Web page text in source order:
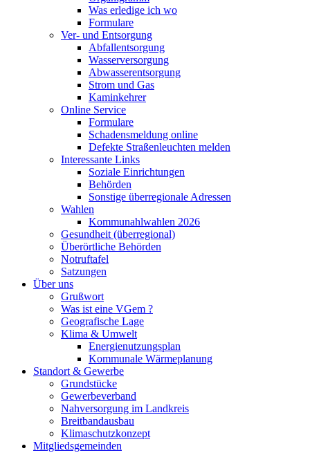
Was erledige ich wo
Formulare
Ver- und Entsorgung
Abfallentsorgung
Wasserversorgung
Abwasserentsorgung
Strom und Gas
Kaminkehrer
Online Service
Formulare
Schadensmeldung online
Defekte Straßenleuchten melden
Interessante Links
Soziale Einrichtungen
Behörden
Sonstige überregionale Adressen
Wahlen
Kommunahlwahlen 2026
Gesundheit (überregional)
Überörtliche Behörden
Notruftafel
Satzungen
Über uns
Grußwort
Was ist eine VGem ?
Geografische Lage
Klima & Umwelt
Energienutzungsplan
Kommunale Wärmeplanung
Standort & Gewerbe
Grundstücke
Gewerbeverband
Nahversorgung im Landkreis
Breitbandausbau
Klimaschutzkonzept
Mitgliedsgemeinden